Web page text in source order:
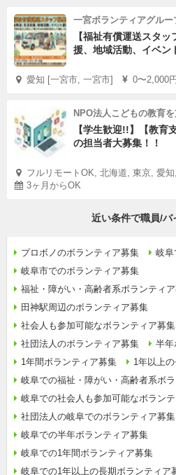
一宮ボランティアグル
【福祉有償運送スタ
援、地域活動、イベン
愛知 [一宮市, 一宮市] 0〜2,000円
NPO法人こどもの教育
【学生歓迎!!】【教育
の担当者大募集！！
フルリモートOK, 北海道, 東京, 愛知
3ヶ月からOK
近い条件で職員/バ
プロボノのボランティア募集
岐阜
岐阜市でのボランティア募集
福祉・障がい・高齢者系ボランティ
田神駅周辺のボランティア募集
社会人も参加可能なボランティア募集
社団法人のボランティア募集
半年
1年間ボランティア募集
1年以上
岐阜での福祉・障がい・高齢者系ボ
岐阜での社会人も参加可能なボラン
社団法人の岐阜でのボランティア募集
岐阜での半年ボランティア募集
岐阜での1年間ボランティア募集
岐阜での1年以上の長期ボランティア